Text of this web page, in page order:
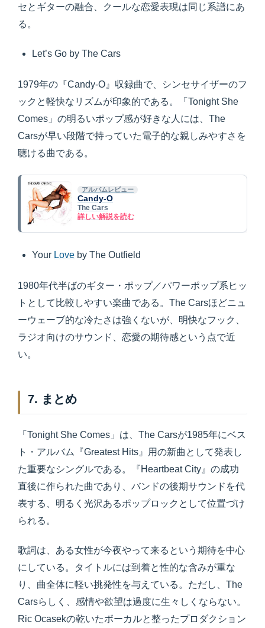
セとギターの融合、クールな恋愛表現は同じ系譜にあ
る。
Let’s Go by The Cars
1979年の『Candy-O』収録曲で、シンセサイザーのフ
ックと軽快なリズムが印象的である。「Tonight She
Comes」の明るいポップ感が好きな人には、The
Carsが早い段階で持っていた電子的な親しみやすさを
聴ける曲である。
アルバムレビュー
Candy-O
The Cars
詳しい解説を読む
Your Love by The Outfield
1980年代半ばのギター・ポップ／パワーポップ系ヒッ
トとして比較しやすい楽曲である。The Carsほどニュ
ーウェーブ的な冷たさは強くないが、明快なフック、
ラジオ向けのサウンド、恋愛の期待感という点で近
い。
7. まとめ
「Tonight She Comes」は、The Carsが1985年にベス
ト・アルバム『Greatest Hits』用の新曲として発表し
た重要なシングルである。『Heartbeat City』の成功
直後に作られた曲であり、バンドの後期サウンドを代
表する、明るく光沢あるポップロックとして位置づけ
られる。
歌詞は、ある女性が今夜やって来るという期待を中心
にしている。タイトルには到着と性的な含みが重な
り、曲全体に軽い挑発性を与えている。ただし、The
Carsらしく、感情や欲望は過度に生々しくならない。
Ric Ocasekの乾いたボーカルと整ったプロダクション